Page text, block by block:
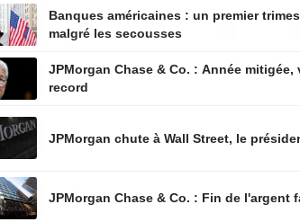
Banques américaines : un premier
malgré les secousses
JPMorgan Chase & Co. : Année mitigée,
record
JPMorgan chute à Wall Street, le
JPMorgan Chase & Co. : Fin de l'argent